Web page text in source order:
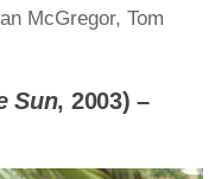
McGregor, Tom
Sun, 2003) –